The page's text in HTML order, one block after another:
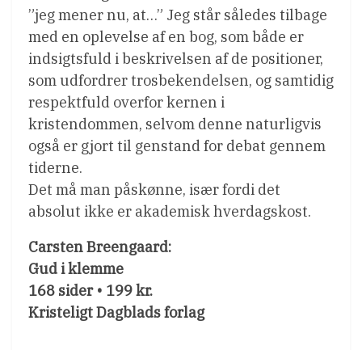
”jeg mener nu, at…” Jeg står således tilbage
med en oplevelse af en bog, som både er
indsigtsfuld i beskrivelsen af de positioner,
som udfordrer trosbekendelsen, og samtidig
respektfuld overfor kernen i
kristendommen, selvom denne naturligvis
også er gjort til genstand for debat gennem
tiderne.
Det må man påskønne, især fordi det
absolut ikke er akademisk hverdagskost.
Carsten Breengaard:
Gud i klemme
168 sider • 199 kr.
Kristeligt Dagblads forlag